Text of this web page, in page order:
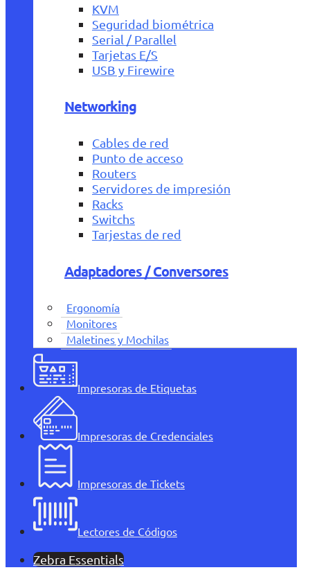
KVM
Seguridad biométrica
Serial / Parallel
Tarjetas E/S
USB y Firewire
Networking
Cables de red
Punto de acceso
Routers
Servidores de impresión
Racks
Switchs
Tarjestas de red
Adaptadores / Conversores
Ergonomía
Monitores
Maletines y Mochilas
Impresoras de Etiquetas
Impresoras de Credenciales
Impresoras de Tickets
Lectores de Códigos
Zebra Essentials